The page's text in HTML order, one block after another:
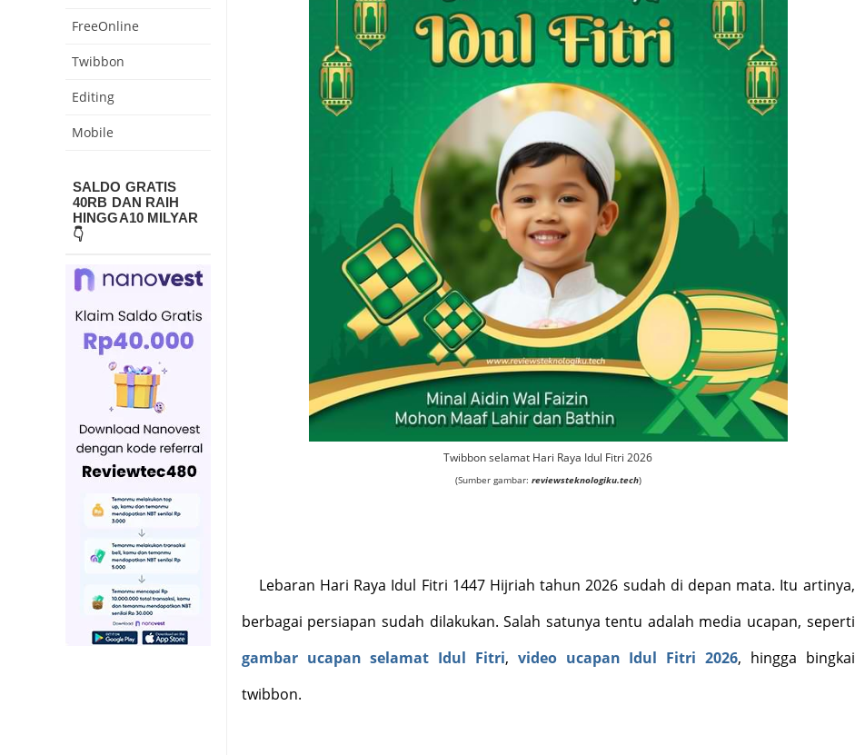
Twibbon selamat Hari Raya Idul Fitri 2026
(Sumber gambar: reviewsteknologiku.tech)
Lebaran Hari Raya Idul Fitri 1447 Hijriah tahun 2026 sudah di depan mata. Itu artinya,
berbagai persiapan sudah dilakukan. Salah satunya tentu adalah media ucapan, seperti
gambar ucapan selamat Idul Fitri, video ucapan Idul Fitri 2026, hingga bingkai
twibbon.
FreeOnline
Twibbon
Editing
Mobile
SALDO GRATIS
40RB DAN RAIH
HINGGA10 MILYAR
👇